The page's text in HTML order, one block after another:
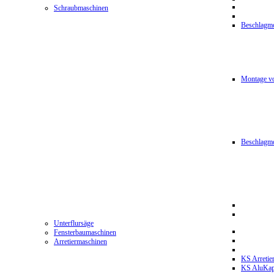
Schraubmaschinen
Montage
Unterflursäge
Fensterbaumaschinen
Arretiermaschinen
KS
KS